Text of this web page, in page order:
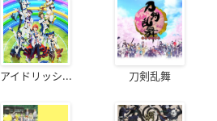
アイドリッシ... 刀剣乱舞